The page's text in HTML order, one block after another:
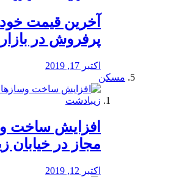
آخرین قیمت
پرفروش در بازار
اکتبر 17, 2019
مسکن
افزایش ساخت
مجاز در خیابان
اکتبر 12, 2019